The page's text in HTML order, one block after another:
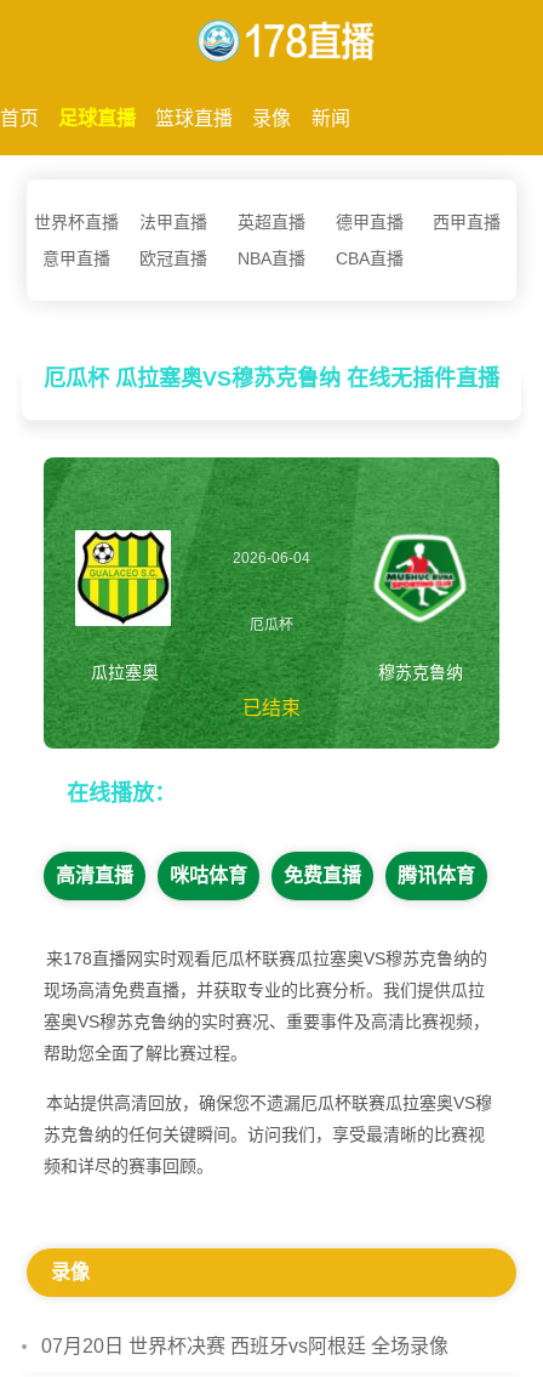
首页 足球直播 篮球直播 录像 新闻
世界杯直播 法甲直播 英超直播 德甲直播
西甲直播
意甲直播
欧冠直播 NBA直播 CBA直播
厄瓜杯 瓜拉塞奥VS穆苏克鲁纳 在线无插件直播
瓜拉塞奥
2026-06-04
04:30:00
厄瓜杯
已结束
穆苏克鲁纳
在线播放：
高清直播 咪咕体育 免费直播 腾讯体育
来178直播网实时观看厄瓜杯联赛瓜拉塞奥VS穆苏克鲁纳的
现场高清免费直播，并获取专业的比赛分析。我们提供瓜拉
塞奥VS穆苏克鲁纳的实时赛况、重要事件及高清比赛视频，
帮助您全面了解比赛过程。
本站提供高清回放，确保您不遗漏厄瓜杯联赛瓜拉塞奥VS穆
苏克鲁纳的任何关键瞬间。访问我们，享受最清晰的比赛视
频和详尽的赛事回顾。
录像
07月20日 世界杯决赛 西班牙vs阿根廷 全场录像